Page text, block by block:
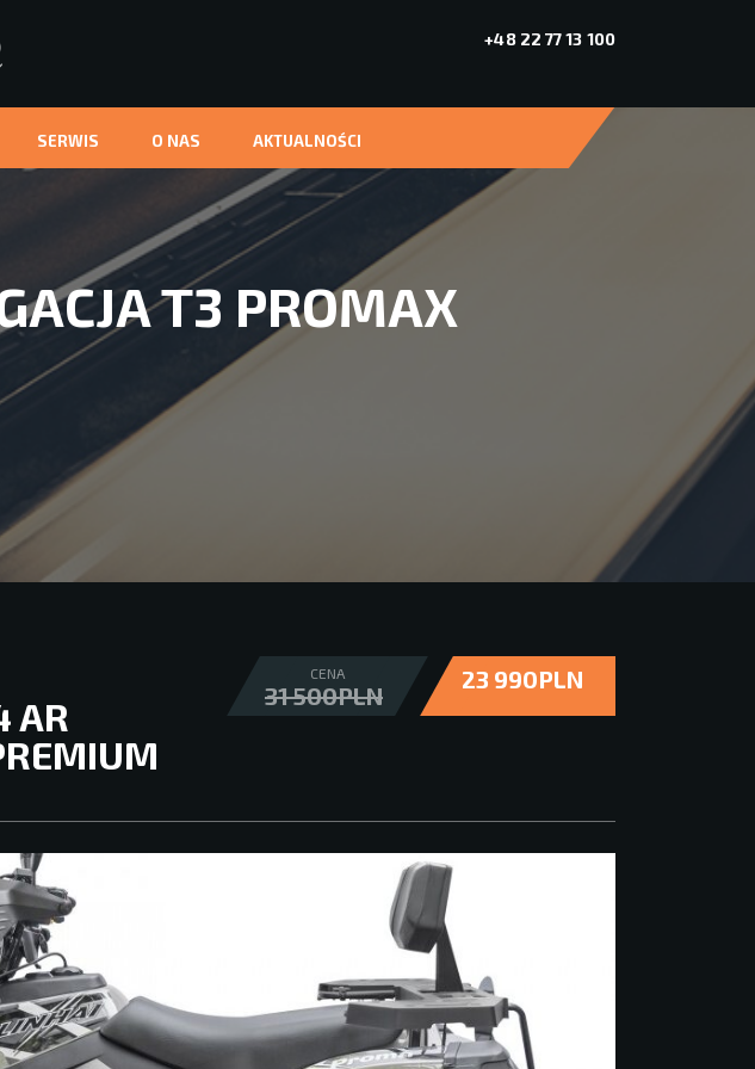
+48 22 77 13 100
SERWIS O NAS AKTUALNOŚCI
T3 PROMAX
CENA
31 500PLN
23 990PLN
AR